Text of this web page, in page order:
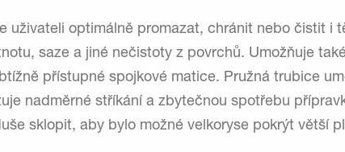
uživateli optimálně promazat, chránit nebo čistit i
saze a jiné nečistoty z povrchů. Umožňuje
přístupné spojkové matice. Pružná trubice
nadměrné stříkání a zbytečnou spotřebu
sklopit, aby bylo možné velkoryse pokrýt větší